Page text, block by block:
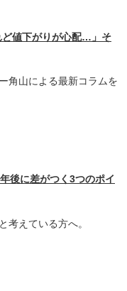
ど値下がりが心配…」そ
角山による最新コラムを
後に差がつく3つのポイ
考えている方へ。